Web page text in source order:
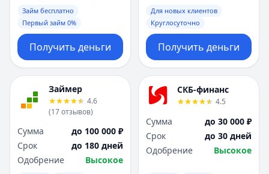
Займ бесплатно
Первый займ 0%
Получить деньги
Для новых клиентов
Круглосуточно
Получить деньги
Займер
4.6
(17отзывов)
Сумма
до 100 000 ₽
Срок
до 180 дней
Одобрение
Высокое
СКБ-финанс
4.5
Сумма
до 30 000 ₽
Срок
до 30 дней
Одобрение
Высокое